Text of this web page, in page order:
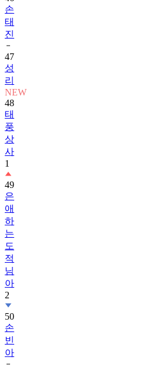
손
태
진
47
성
리
NEW
48
태
풍
상
사
1
49
은
애
하
는
도
적
님
아
2
50
손
빈
아